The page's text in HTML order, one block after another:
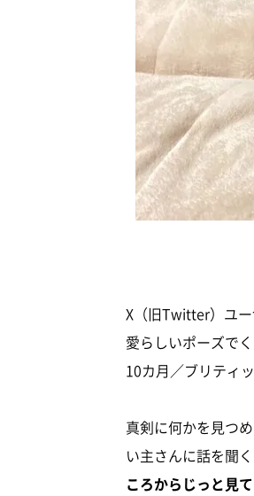
X（旧Twitter）ユ
愛らしいポーズで
10カ月／ブリティ
真剣に何かを見つ
い主さんに話を聞く
ころからじっと見て